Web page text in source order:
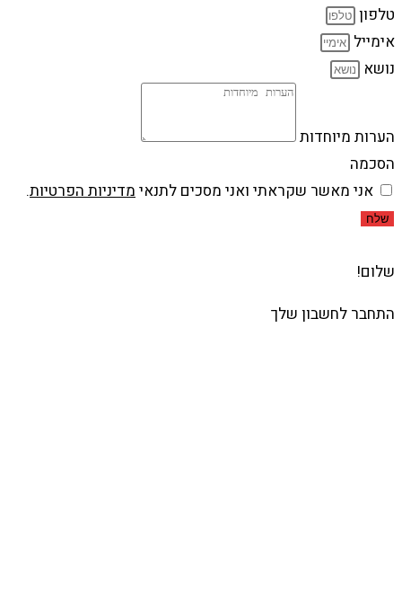
טלפון
אימייל
נושא
הערות מיוחדות
הסכמה
אני מאשר שקראתי ואני מסכים לתנאי מדיניות הפרטיות.
שלח
שלום!
התחבר לחשבון שלך